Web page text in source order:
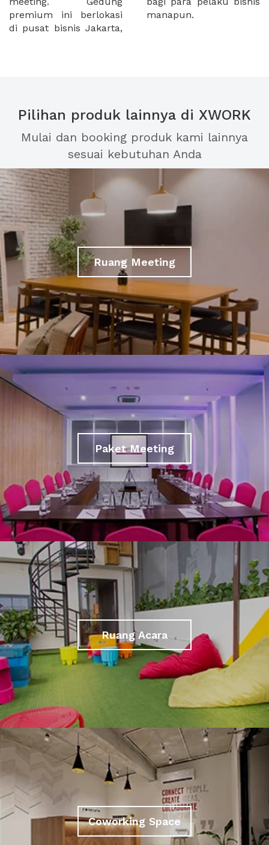
premium ini berlokasi
di pusat bisnis Jakarta,
manapun.
Pilihan produk lainnya di XWORK
Mulai dan booking produk kami lainnya
sesuai kebutuhan Anda
Ruang Meeting
Paket Meeting
Ruang Acara
Coworking Space